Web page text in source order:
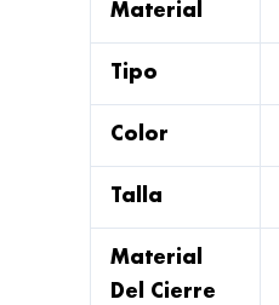
Material
Tipo
Color
Talla
Material
Del Cierre